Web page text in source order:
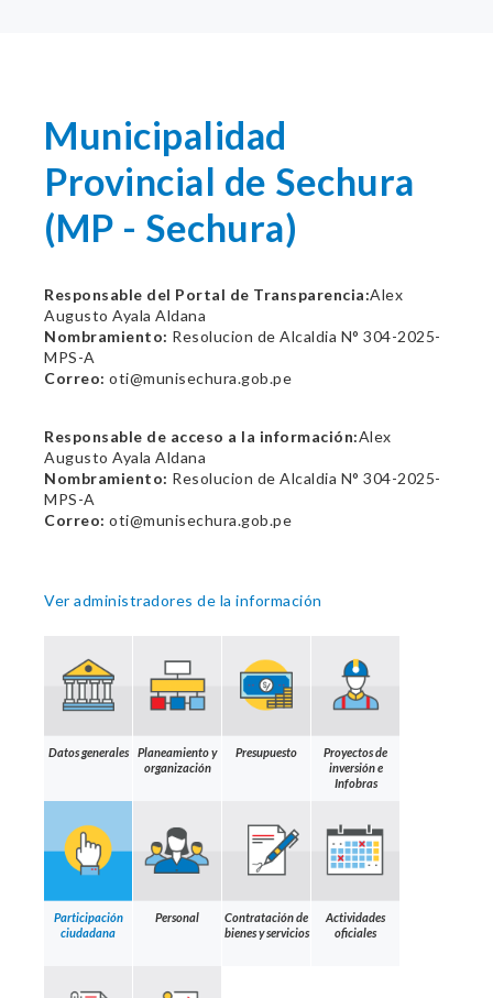
Municipalidad
Provincial de Sechura
(MP - Sechura)
Responsable del Portal de Transparencia:Alex
Augusto Ayala Aldana
Nombramiento: Resolucion de Alcaldia N° 304-2025-
MPS-A
Correo: oti@munisechura.gob.pe
Responsable de acceso a la información:Alex
Augusto Ayala Aldana
Nombramiento: Resolucion de Alcaldia N° 304-2025-
MPS-A
Correo: oti@munisechura.gob.pe
Ver administradores de la información
Datos generales
Planeamiento y
organización
Presupuesto
Proyectos de
inversión e
Infobras
Participación
ciudadana
Personal
Contratación de
bienes y servicios
Actividades
oficiales